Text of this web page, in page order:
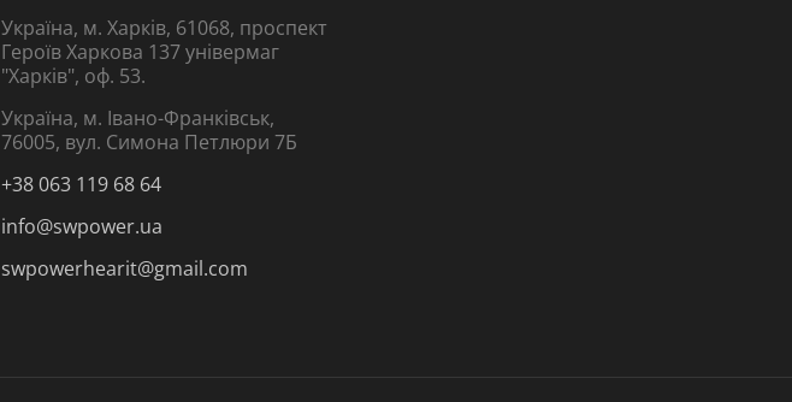
Україна, м. Харків, 61068, проспект
Героїв Харкова 137 універмаг
"Харків", оф. 53.
Україна, м. Івано-Франківськ,
76005, вул. Симона Петлюри 7Б
+38 063 119 68 64
info@swpower.ua
swpowerhearit@gmail.com